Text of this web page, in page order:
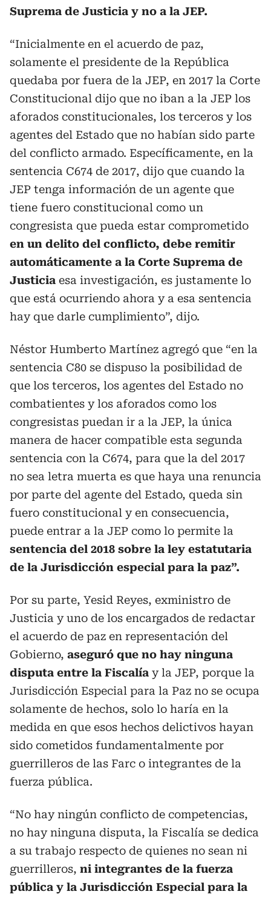
Suprema de Justicia y no a la JEP.
“Inicialmente en el acuerdo de paz,
solamente el presidente de la República
quedaba por fuera de la JEP, en 2017 la Corte
Constitucional dijo que no iban a la JEP los
aforados constitucionales, los terceros y los
agentes del Estado que no habían sido parte
del conflicto armado. Específicamente, en la
sentencia C674 de 2017, dijo que cuando la
JEP tenga información de un agente que
tiene fuero constitucional como un
congresista que pueda estar comprometido
en un delito del conflicto, debe remitir
automáticamente a la Corte Suprema de
Justicia esa investigación, es justamente lo
que está ocurriendo ahora y a esa sentencia
hay que darle cumplimiento”, dijo.
Néstor Humberto Martínez agregó que “en la
sentencia C80 se dispuso la posibilidad de
que los terceros, los agentes del Estado no
combatientes y los aforados como los
congresistas puedan ir a la JEP, la única
manera de hacer compatible esta segunda
sentencia con la C674, para que la del 2017
no sea letra muerta es que haya una renuncia
por parte del agente del Estado, queda sin
fuero constitucional y en consecuencia,
puede entrar a la JEP como lo permite la
sentencia del 2018 sobre la ley estatutaria
de la Jurisdicción especial para la paz”.
Por su parte, Yesid Reyes, exministro de
Justicia y uno de los encargados de redactar
el acuerdo de paz en representación del
Gobierno, aseguró que no hay ninguna
disputa entre la Fiscalía y la JEP, porque la
Jurisdicción Especial para la Paz no se ocupa
solamente de hechos, solo lo haría en la
medida en que esos hechos delictivos hayan
sido cometidos fundamentalmente por
guerrilleros de las Farc o integrantes de la
fuerza pública.
“No hay ningún conflicto de competencias,
no hay ninguna disputa, la Fiscalía se dedica
a su trabajo respecto de quienes no sean ni
guerrilleros, ni integrantes de la fuerza
pública y la Jurisdicción Especial para la